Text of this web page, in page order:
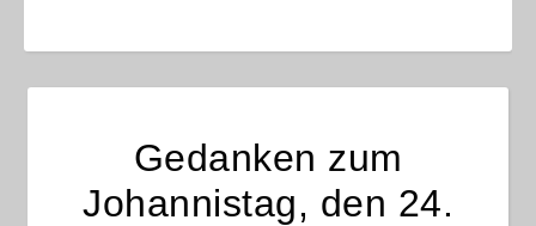
Gedanken zum
Johannistag, den 24.